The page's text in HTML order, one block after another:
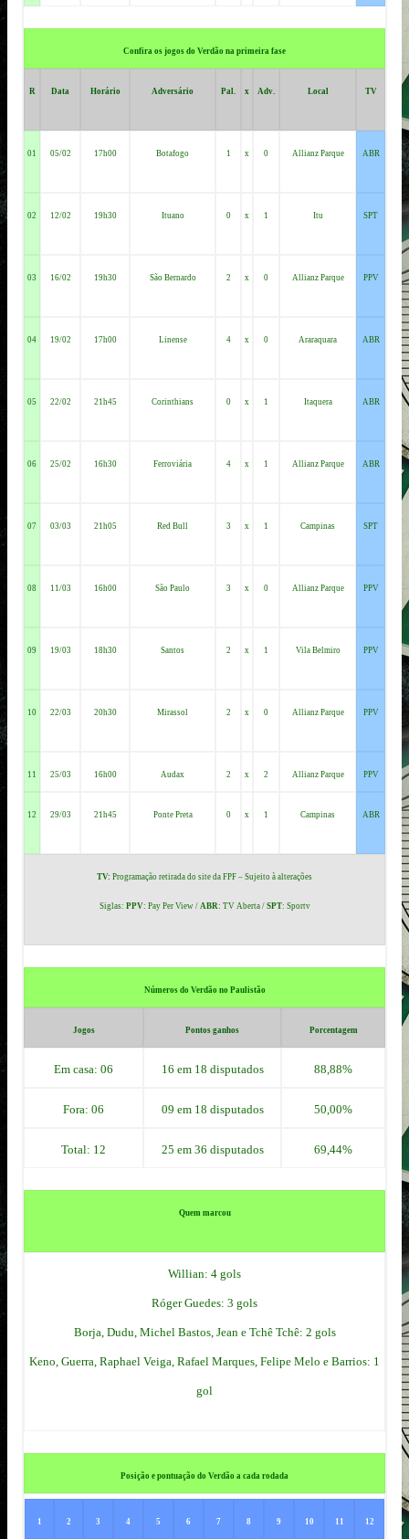
Confira os jogos do Verdão na primeira fase
R Data Horário Adversário Pal. x Adv. Local TV
01 05/02 17h00 Botafogo 1 x 0 Allianz Parque ABR
02 12/02 19h30 Ituano 0 x 1 Itu SPT
03 16/02 19h30 São Bernardo 2 x 0 Allianz Parque PPV
04 19/02 17h00 Linense 4 x 0 Araraquara ABR
05 22/02 21h45 Corinthians 0 x 1 Itaquera ABR
06 25/02 16h30 Ferroviária 4 x 1 Allianz Parque ABR
07 03/03 21h05 Red Bull 3 x 1 Campinas SPT
08 11/03 16h00 São Paulo 3 x 0 Allianz Parque PPV
09 19/03 18h30 Santos 2 x 1 Vila Belmiro PPV
10 22/03 20h30 Mirassol 2 x 0 Allianz Parque PPV
11 25/03 16h00 Audax 2 x 2 Allianz Parque PPV
12 29/03 21h45 Ponte Preta 0 x 1 Campinas ABR
TV: Programação retirada do site da FPF – Sujeito à alterações
Siglas: PPV: Pay Per View / ABR: TV Aberta / SPT: Sportv
Números do Verdão no Paulistão
Jogos Pontos ganhos Porcentagem
Em casa: 06 16 em 18 disputados 88,88%
Fora: 06 09 em 18 disputados 50,00%
Total: 12 25 em 36 disputados 69,44%
Quem marcou
Willian: 4 gols
Róger Guedes: 3 gols
Borja, Dudu, Michel Bastos, Jean e Tchê Tchê: 2 gols
Keno, Guerra, Raphael Veiga, Rafael Marques, Felipe Melo e Barrios: 1
gol
Posição e pontuação do Verdão a cada rodada
1 2 3 4 5 6 7 8 9 10 11 12